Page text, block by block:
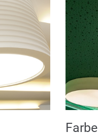
Farbe